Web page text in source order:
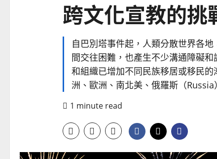
跨文化宣教的挑
自巴別塔事件起，人類分散世界各
間交往困難，也產生不少溝通障礙
和組織已增加不同民族移居或移民
洲、歐洲、南北美、俄羅斯（
1 minute read